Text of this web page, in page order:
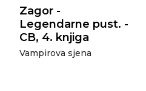
Zagor -
Legendarne pust. -
CB, 4. knjiga
Vampirova sjena